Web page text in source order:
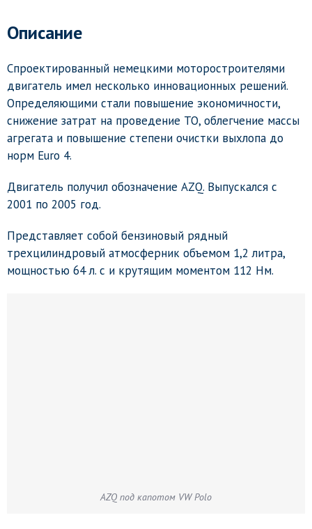
Описание
Спроектированный немецкими моторостроителями
двигатель имел несколько инновационных решений.
Определяющими стали повышение экономичности,
снижение затрат на проведение ТО, облегчение массы
агрегата и повышение степени очистки выхлопа до
норм Euro 4.
Двигатель получил обозначение AZQ. Выпускался с
2001 по 2005 год.
Представляет собой бензиновый рядный
трехцилиндровый атмосферник объемом 1,2 литра,
мощностью 64 л. с и крутящим моментом 112 Нм.
AZQ под капотом VW Polo